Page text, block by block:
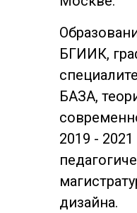
БГИИК,
БАЗА,
2019 -
дизайна.